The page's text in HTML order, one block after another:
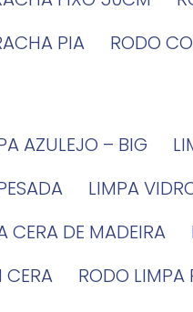
PIA
RODO
AZULEJO – BIG
LIMPA
CERA DE MADEIRA
CERA
RODO